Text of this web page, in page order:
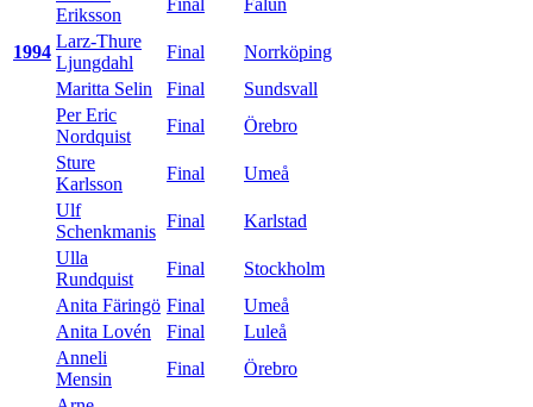
1994
Eriksson
Final
Falun
Larz-Thure
Ljungdahl
Final
Norrköping
Maritta Selin
Final
Sundsvall
Per Eric
Nordquist
Final
Örebro
Sture
Karlsson
Final
Umeå
Ulf
Schenkmanis
Final
Karlstad
Ulla
Rundquist
Final Stockholm
Anita Färingö Final
Umeå
Anita Lovén
Final
Luleå
Anneli
Mensin
Final
Örebro